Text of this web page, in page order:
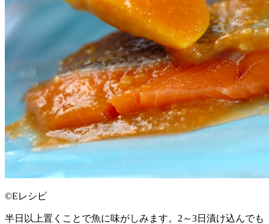
©Eレシピ
半日以上置くことで魚に味がしみます。2～3日漬け込んでも